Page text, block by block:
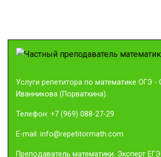
Услуги репетитора по математике ОГЭ -
Иванникова (Порваткина).
Телефон: +7 (969) 088-27-29
E-mail: info@repetitormath.com
Преподаватель математики. Эксперт